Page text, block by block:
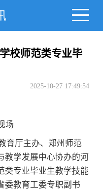
校师范类专业毕
2025-10-27 17:49:54
场
厅主办、郑州师范
教学发展中心协办的河
类专业毕业生教学技能
委教育工委专职副书